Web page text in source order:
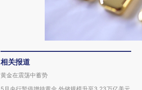
相关报道
黄金在震荡中蓄势